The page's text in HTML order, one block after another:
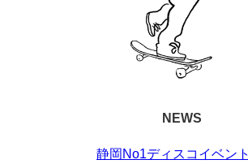
NEWS
静岡No1ディスコイベント